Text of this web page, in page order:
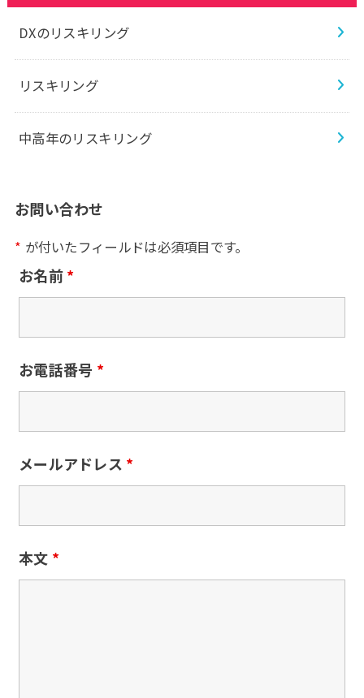
DXのリスキリング
リスキリング
中高年のリスキリング
お問い合わせ
* が付いたフィールドは必須項目です。
お名前*
お電話番号 *
メールアドレス *
本文 *